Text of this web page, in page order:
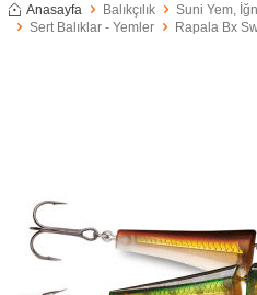
Anasayfa Balıkçılık
Suni Yem,
Sert Balıklar - Yemler
Rapala Bx